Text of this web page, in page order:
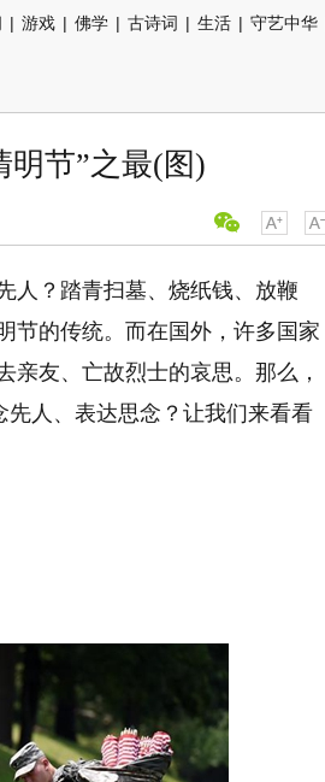
| 游戏 | 佛学 | 古诗词 | 生活 | 守艺中华
节”之最(图)
人？踏青扫墓、烧纸钱、放鞭
的传统。而在国外，许多国家
亲友、亡故烈士的哀思。那么，
先人、表达思念？让我们来看看